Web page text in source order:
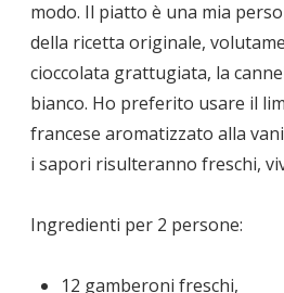
modo. Il piatto è una mia
della ricetta originale,
cioccolata grattugiata, la
bianco. Ho preferito usare il
francese aromatizzato alla
i sapori risulteranno freschi,
Ingredienti per 2 persone:
12 gamberoni freschi,